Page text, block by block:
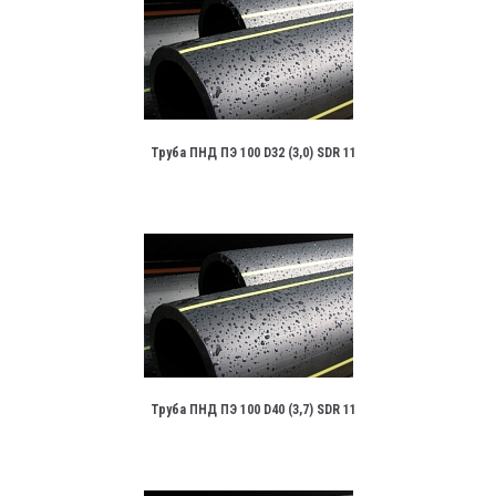
Труба ПНД ПЭ 100 D32 (3,0) SDR 11
Труба ПНД ПЭ 100 D40 (3,7) SDR 11